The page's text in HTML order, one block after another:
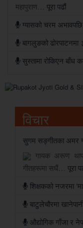
महापुराण… पूरा पढौं
ग्यासको चरम
बागलुङको
सुस्तामा रोकिएन बाँध
विचार
सुगम सङ्गीतका अमर
गायक अरूण
गीतहरूमा सधैं… पूरा
शिक्षकको नजरमा
बाटुलेचौरमा
औद्योगिक गाँजा र